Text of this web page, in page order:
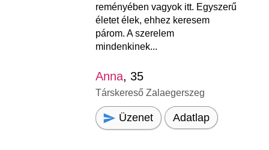
reményében vagyok itt. Egyszerű
életet élek, ehhez keresem
párom. A szerelem
mindenkinek...
Anna, 35
Társkereső Zalaegerszeg
Üzenet Adatlap